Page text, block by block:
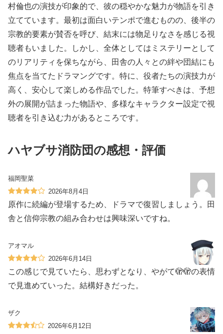
村倫也の演技が印象的で、彼の穏やかな魅力が物語を引き
立てています。最初は面白いテンポで進むものの、後半の
宗教的要素が賛否を呼び、結末には物足りなさを感じる視
聴者もいました。しかし、全体としてはミステリーとして
のリアリティを保ちながら、田舎の人々との絆や団結にも
焦点を当てたドラマングです。特に、役者たちの演技力が
高く、安心して楽しめる作品でした。特筆すべきは、予想
外の展開が詰まった物語や、多様なキャラクター設定で視
聴者を引き込む力があるところです。
ハヤブサ消防団の感想・評価
福岡聖菜
2026年8月4日
原作に続編が登場するため、ドラマで復習しましょう。田
舎と信仰宗教の組み合わせは興味深いですね。
アオマル
2026年6月14日
この感じで見ていたら、思わず️となり、やがて🫣🫣の表情
で見進めていった。結構好きだった。
ザク
2026年6月12日